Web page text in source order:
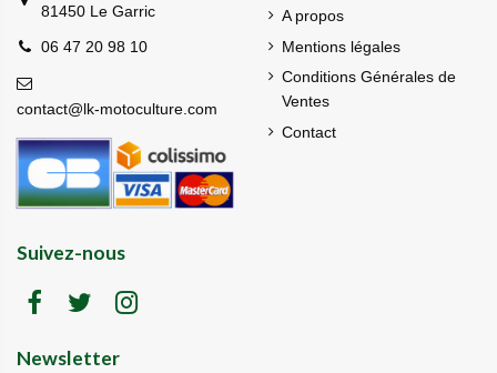
81450 Le Garric
06 47 20 98 10
contact@lk-motoculture.com
A propos
Mentions légales
Conditions Générales de
Ventes
Contact
Suivez-nous
Newsletter